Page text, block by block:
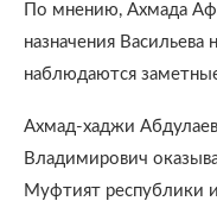
По мнению, Ахмада
назначения Васильева
наблюдаются
Ахмад-хаджи
Владимирович
Муфтият республики